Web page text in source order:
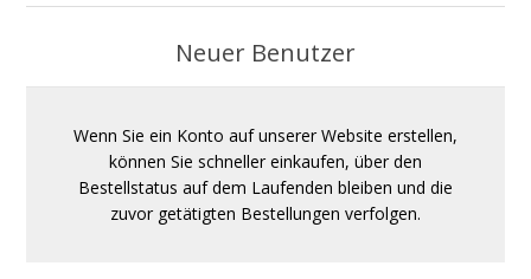
Neuer Benutzer
Wenn Sie ein Konto auf unserer Website erstellen,
können Sie schneller einkaufen, über den
Bestellstatus auf dem Laufenden bleiben und die
zuvor getätigten Bestellungen verfolgen.